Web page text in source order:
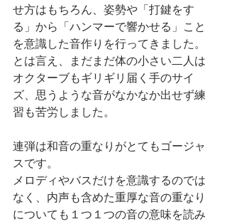
せ方はもちろん、姿勢や「打鍵をす
る」から「ハンマーで響かせる」こと
を意識した音作りを行ってきました。
とは言え、まだまだ体の小さい二人は
オクターブもギリギリ届く手のサイ
ズ、思うような音がなかなか出せず練
習も苦労しました。
連弾は和音の重なりがとてもゴージャ
スです。
メロディやバスだけを意識するのでは
なく、内声も含めた重厚な音の重なり
についても１つ１つの音の意味を読み